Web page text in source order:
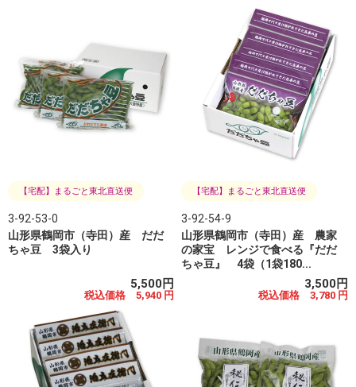
【宅配】まるごと東北直送便
3-92-53-0
山形県鶴岡市（寺田）産 だだ
ちゃ豆 3袋入り
5,500円
税込価格 5,940 円
【宅配】まるごと東北直送便
3-92-54-9
山形県鶴岡市（寺田）産 農家
の家宝 レンジで食べる『だだ
ちゃ豆』 4袋（1袋180...
3,500円
税込価格 3,780 円